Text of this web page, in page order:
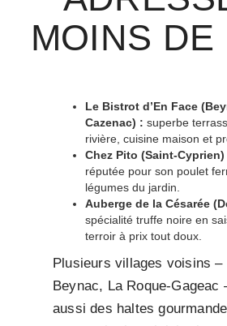
MOINS DE
Le Bistrot d’En Face
Cazenac) : superbe
rivière, cuisine maison et
Chez Pito (Saint-Cyprien)
réputée pour son poulet
légumes du jardin.
Auberge de la Césarée
spécialité truffe noire en
terroir à prix tout doux.
Plusieurs villages voisins –
Beynac, La Roque-Gageac
aussi des haltes